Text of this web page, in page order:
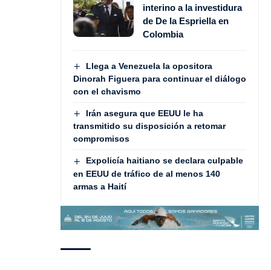
interino a la investidura
de De la Espriella en
Colombia
Llega a Venezuela la opositora
Dinorah Figuera para continuar el diálogo
con el chavismo
Irán asegura que EEUU le ha
transmitido su disposición a retomar
compromisos
Expolicía haitiano se declara culpable
en EEUU de tráfico de al menos 140
armas a Haití